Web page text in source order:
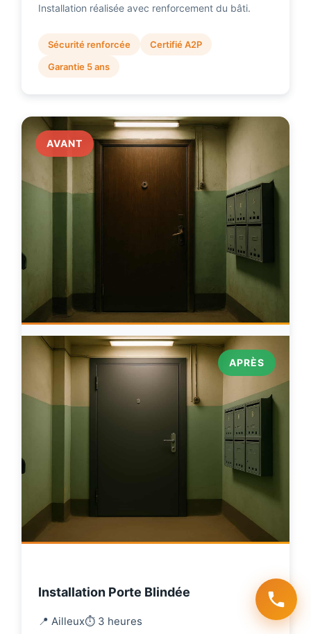
Installation réalisée avec renforcement du bâti.
Sécurité renforcée
Certifié A2P
Garantie 5 ans
AVANT
APRÈS
Installation Porte Blindée
📍 Ailleux⏱️ 3 heures